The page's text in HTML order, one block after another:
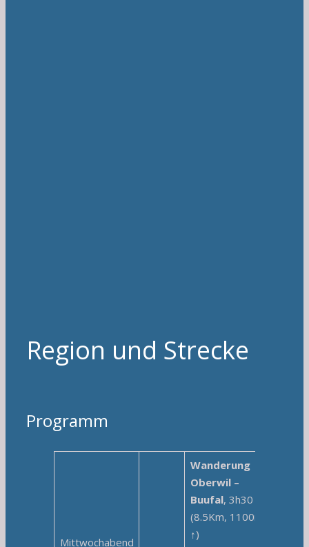
Region und Strecke
Programm
Mittwochabend
Wanderung
Oberwil –
Buufal, 3h30
(8.5Km, 1100m
↑)